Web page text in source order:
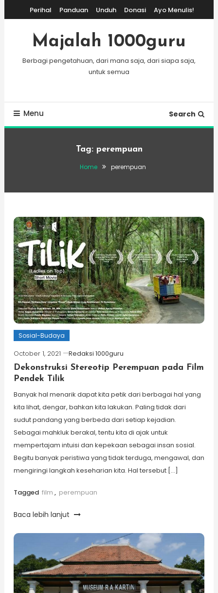
To
Content
Perihal Panduan Unduh Donasi Ayo Menulis!
Majalah 1000guru
Berbagi pengetahuan, dari mana saja, dari siapa saja,
untuk semua
Menu Search
Tag: perempuan
Home perempuan
Sosial-Budaya
October 1, 2021
Redaksi 1000guru
Dekonstruksi Stereotip Perempuan pada Film
Pendek Tilik
Banyak hal menarik dapat kita petik dari berbagai hal yang
kita lihat, dengar, bahkan kita lakukan. Paling tidak dari
sudut pandang yang berbeda dari setiap kejadian.
Sebagai mahkluk berakal, tentu kita di ajak untuk
mempertajam intuisi dan kepekaan sebagai insan sosial.
Begitu banyak peristiwa yang tidak terduga, mengawal, dan
mengiringi langkah keseharian kita. Hal tersebut […]
Tagged film , perempuan
Baca lebih lanjut